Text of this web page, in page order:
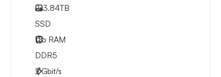
2x3.84TB
SSD
1Tb RAM
DDR5
2Gbit/s